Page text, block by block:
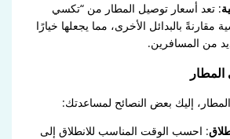
: تعد أسعار توصيل المطار من “تكسي
مقارنةً بالبدائل الأخرى، مما يجعلها خيارًا
من المسافرين.
إليك بعض النصائح لمساعدتك:
: احسب الوقت المناسب للانطلاق إلى